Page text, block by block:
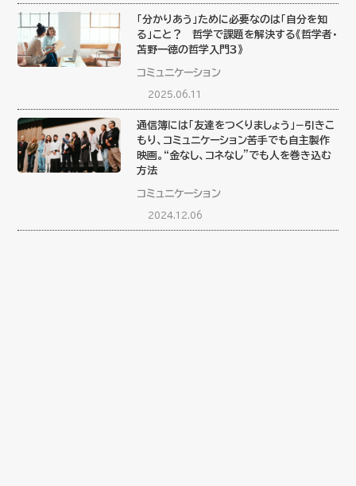
「分かりあう」ために必要なのは「自分を知
る」こと？ 哲学で課題を解決する《哲学者・
苫野一徳の哲学入門３》
コミュニケーション
2025.06.11
通信簿には「友達をつくりましょう」−引きこ
もり、コミュニケーション苦手でも自主製作
映画。“金なし、コネなし”でも人を巻き込む
方法
コミュニケーション
2024.12.06